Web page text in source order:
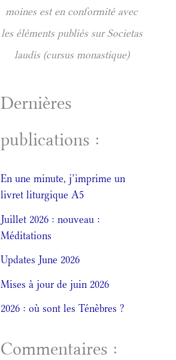
moines est en conformité avec
les éléments publiés sur Societas
laudis (cursus monastique)
Dernières
publications :
En une minute, j’imprime un
livret liturgique A5
Juillet 2026 : nouveau :
Méditations
Updates June 2026
Mises à jour de juin 2026
2026 : où sont les Ténèbres ?
Commentaires :